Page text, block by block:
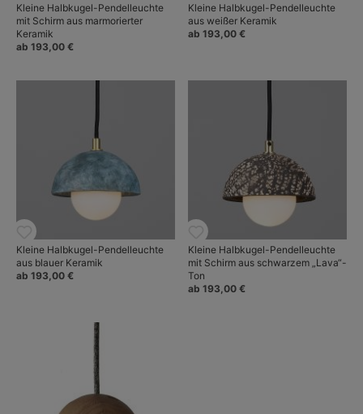
Kleine Halbkugel-Pendelleuchte
mit Schirm aus marmorierter
Keramik
ab 193,00 €
Kleine Halbkugel-Pendelleuchte
aus weißer Keramik
ab 193,00 €
Kleine Halbkugel-Pendelleuchte
aus blauer Keramik
ab 193,00 €
Kleine Halbkugel-Pendelleuchte
mit Schirm aus schwarzem „Lava“-
Ton
ab 193,00 €